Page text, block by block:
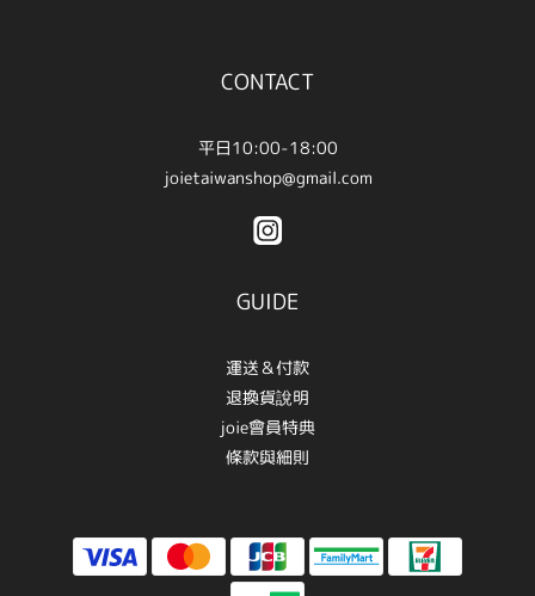
CONTACT
平日10:00-18:00
joietaiwanshop@gmail.com
GUIDE
運送＆付款
退換貨說明
joie會員特典
條款與細則